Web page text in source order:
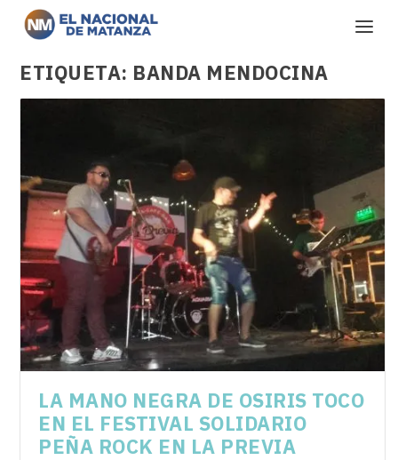
ETIQUETA: BANDA MENDOCINA
LA MANO NEGRA DE OSIRIS TOCO
EN EL FESTIVAL SOLIDARIO
PEÑA ROCK EN LA PREVIA